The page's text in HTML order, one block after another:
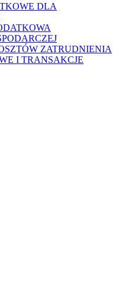
DLA
ZATRUDNIENIA
I TRANSAKCJE